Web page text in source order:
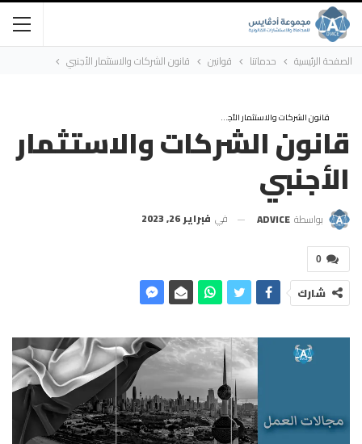
الصفحة الرئيسية حدماتنا قوانين قانون الشركات والاستثمار الأجنبي
قانون الشركات والاستثمار الأجنبي
قانون الشركات والاستثمار
الأجنبي
بواسطة ADVICE في فبراير 26, 2023
0
شارك